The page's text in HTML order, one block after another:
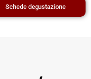
Schede degustazione